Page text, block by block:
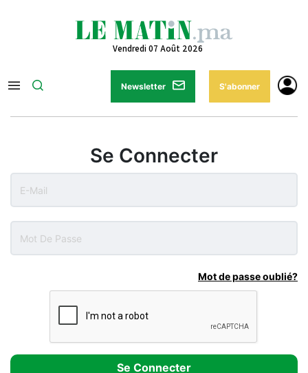
Vendredi 07 Août 2026
Newsletter S'abonner
Se Connecter
Mot de passe oublié?